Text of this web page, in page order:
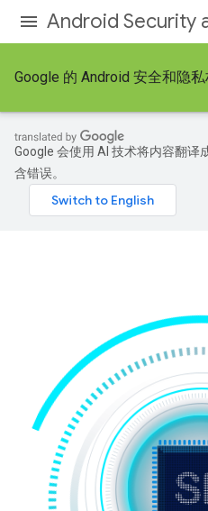
Android Security
Google 的 Android 安全和隐私
Google 会使用 AI 技术将内容翻译
含错误。